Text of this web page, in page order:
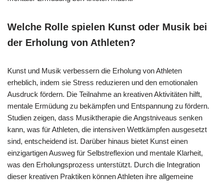
Welche Rolle spielen Kunst oder Musik bei
der Erholung von Athleten?
Kunst und Musik verbessern die Erholung von Athleten
erheblich, indem sie Stress reduzieren und den emotionalen
Ausdruck fördern. Die Teilnahme an kreativen Aktivitäten hilft,
mentale Ermüdung zu bekämpfen und Entspannung zu fördern.
Studien zeigen, dass Musiktherapie die Angstniveaus senken
kann, was für Athleten, die intensiven Wettkämpfen ausgesetzt
sind, entscheidend ist. Darüber hinaus bietet Kunst einen
einzigartigen Ausweg für Selbstreflexion und mentale Klarheit,
was den Erholungsprozess unterstützt. Durch die Integration
dieser kreativen Praktiken können Athleten ihre allgemeine